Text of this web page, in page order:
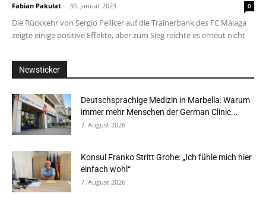
Fabian Pakulat - 30. Januar 2023 0
Die Rückkehr von Sergio Pellicer auf die Trainerbank des FC Málaga
zeigte einige positive Effekte, aber zum Sieg reichte es erneut nicht
Newsticker
Deutschsprachige Medizin in Marbella: Warum
immer mehr Menschen der German Clinic...
7. August 2026
Konsul Franko Stritt Grohe: „Ich fühle mich hier
einfach wohl“
7. August 2026